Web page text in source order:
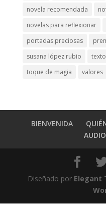
novela recomendada
novelas para reflexionar
portadas preciosas
susana lópez rubio
toque de magia
valores
BIENVENIDA
Diseñado por Elegant